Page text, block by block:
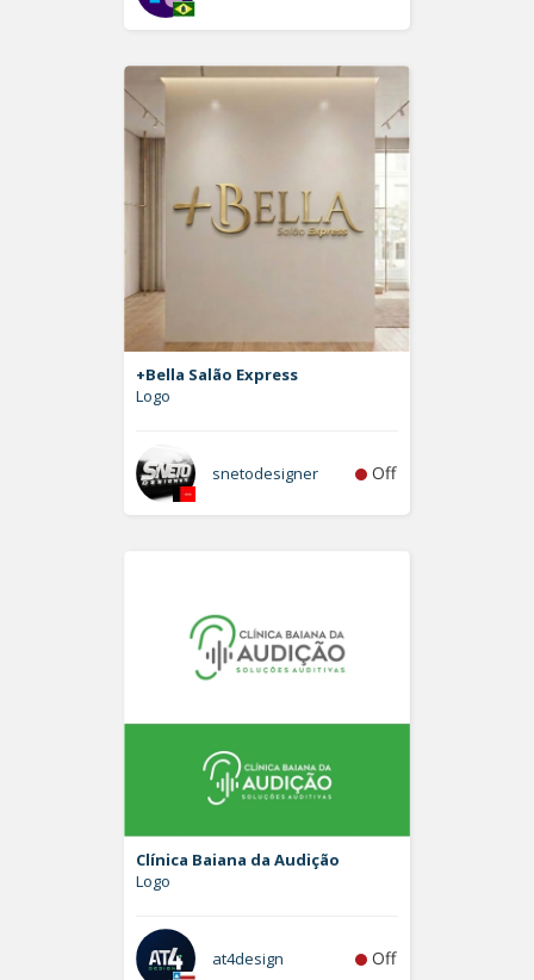
+Bella Salão Express
Logo
snetodesigner Off
Clínica Baiana da Audição
Logo
at4design Off